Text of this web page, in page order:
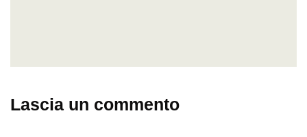
Lascia un commento